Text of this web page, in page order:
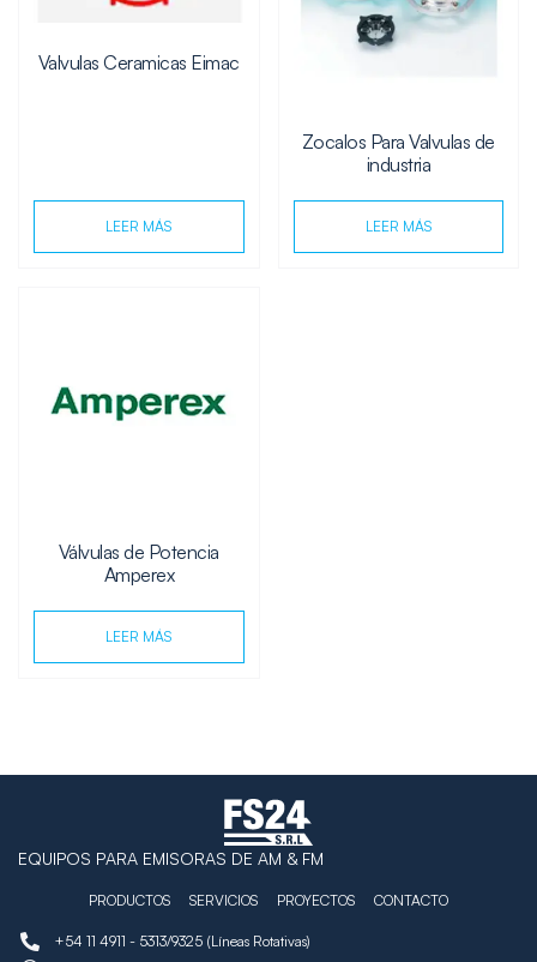
Valvulas Ceramicas Eimac
LEER MÁS
Zocalos Para Valvulas de
industria
LEER MÁS
Válvulas de Potencia
Amperex
LEER MÁS
EQUIPOS PARA EMISORAS DE AM & FM
PRODUCTOS SERVICIOS PROYECTOS CONTACTO
+54 11 4911 - 5313/9325 (Líneas Rotativas)